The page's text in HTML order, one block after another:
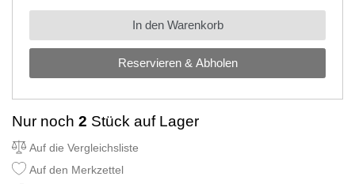
Reservieren & Abholen
In den Warenkorb
Nur noch 2 Stück auf Lager
Auf die Vergleichsliste
Auf den Merkzettel